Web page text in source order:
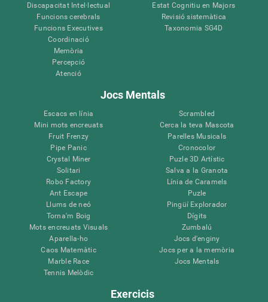
Discapacitat Intel·lectual
Funcions cerebrals
Funcions Executives
Coordinació
Memòria
Percepció
Atenció
Estat Cognitiu en Majors
Revisió sistemàtica
Taxonomia SG4D
Jocs Mentals
Escacs en línia
Mini mots encreuats
Fruit Frenzy
Pipe Panic
Crystal Miner
Solitari
Robo Factory
Ant Escape
Llums de neó
Torna'm Boig
Mots encreuats Visuals
Aparella-ho
Caos Matemàtic
Marble Race
Tennis Melòdic
Scrambled
Cerca la teva Mascota
Parelles Musicals
Cronocolor
Puzle 3D Artístic
Salva a la Granota
Línia de Caramels
Puzle
Pingüí Explorador
Dígits
Zumbalú
Jocs d'enginy
Jocs per a la memòria
Jocs Mentals
Exercicis